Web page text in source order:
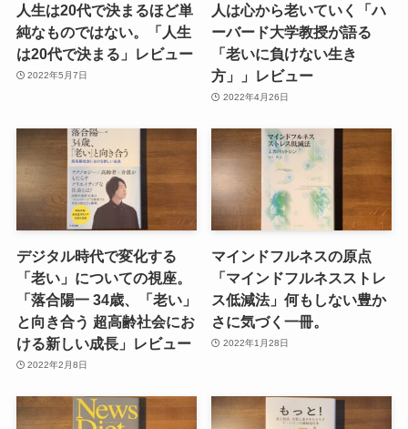
人生は20代で決まるほど単
純なものではない。「人生
は20代で決まる」レビュー
2022年5月7日
人は心から老いていく「ハ
ーバード大学教授が語る
「老いに負けない生き
方」」レビュー
2022年4月26日
デジタル時代で変化する
「老い」についての視座。
「落合陽一 34歳、「老い」
と向き合う 超高齢社会にお
ける新しい成長」レビュー
2022年2月8日
マインドフルネスの原点
「マインドフルネスストレ
ス低減法」何もしない豊か
さに気づく一冊。
2022年1月28日